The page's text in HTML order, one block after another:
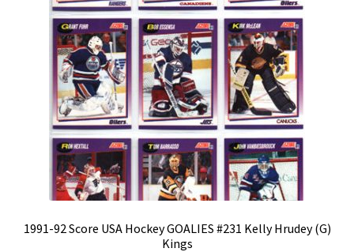
1991-92 Score USA Hockey GOALIES #231 Kelly Hrudey (G)
Kings